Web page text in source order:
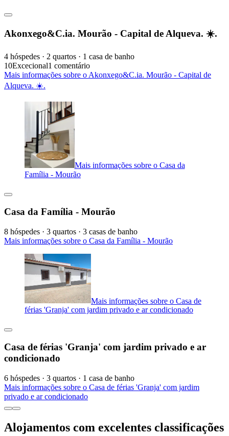
Akonxego&C.ia. Mourão - Capital de Alqueva. ☀️.
4 hóspedes · 2 quartos · 1 casa de banho
10Excecional1 comentário
Mais informações sobre o Akonxego&C.ia. Mourão - Capital de
Alqueva. ☀️.
Mais informações sobre o Casa da
Família - Mourão
Casa da Família - Mourão
8 hóspedes · 3 quartos · 3 casas de banho
Mais informações sobre o Casa da Família - Mourão
Mais informações sobre o Casa de
férias 'Granja' com jardim privado e ar condicionado
Casa de férias 'Granja' com jardim privado e ar
condicionado
6 hóspedes · 3 quartos · 1 casa de banho
Mais informações sobre o Casa de férias 'Granja' com jardim
privado e ar condicionado
Alojamentos com excelentes classificações